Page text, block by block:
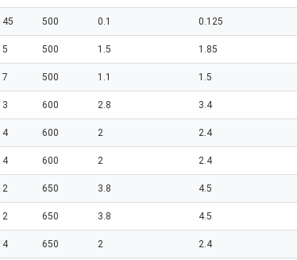
45 500 0.1 0.125
5 500 1.5 1.85
7 500 1.1 1.5
3 600 2.8 3.4
4 600 2 2.4
4 600 2 2.4
2 650 3.8 4.5
2 650 3.8 4.5
4 650 2 2.4